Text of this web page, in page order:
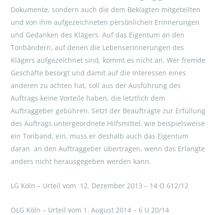
Dokumente, sondern auch die dem Beklagten mitgeteilten
und von ihm aufgezeichneten persönlichen Erinnerungen
und Gedanken des Klägers. Auf das Eigentum an den
Tonbändern, auf denen die Lebenserinnerungen des
Klägers aufgezeichnet sind, kommt es nicht an. Wer fremde
Geschäfte besorgt und damit auf die Interessen eines
anderen zu achten hat, soll aus der Ausführung des
Auftrags keine Vorteile haben, die letztlich dem
Auftraggeber gebühren. Setzt der Beauftragte zur Erfüllung
des Auftrags untergeordnete Hilfsmittel, wie beispielsweise
ein Tonband, ein, muss er deshalb auch das Eigentum
daran an den Auftraggeber übertragen, wenn das Erlangte
anders nicht herausgegeben werden kann.
LG Köln – Urteil vom 12. Dezember 2013 – 14 O 612/12
OLG Köln – Urteil vom 1. August 2014 – 6 U 20/14